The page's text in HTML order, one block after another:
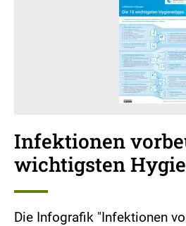
Infektionen
wichtigsten
Die Infografik "Infektionen